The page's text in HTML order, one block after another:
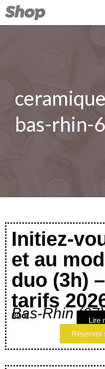
bas-rhin-
Initiez-
et au
duo (3h)
tarifs
Bas-Rhin (67)
80 €
Lire
Réserver